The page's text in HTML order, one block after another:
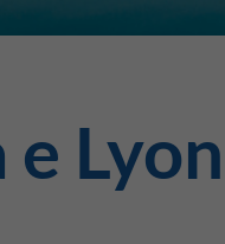
e Lyon